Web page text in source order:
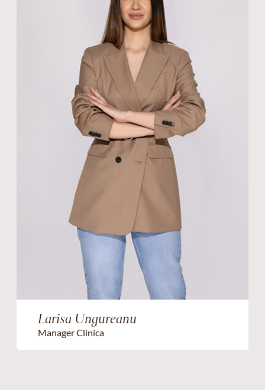
Larisa Ungureanu
Manager Clinica